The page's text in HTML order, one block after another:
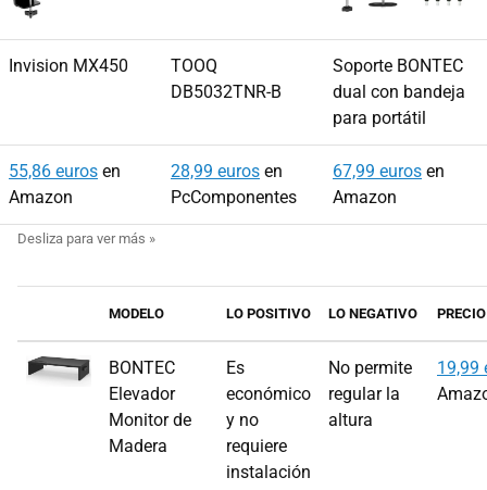
Invision MX450
TOOQ
DB5032TNR-B
Soporte BONTEC
dual con bandeja
para portátil
55,86 euros en
Amazon
28,99 euros en
PcComponentes
67,99 euros en
Amazon
MODELO LO POSITIVO LO NEGATIVO PRECIO
BONTEC
Elevador
Monitor de
Madera
Es
económico
y no
requiere
instalación
No permite
regular la
altura
19,99